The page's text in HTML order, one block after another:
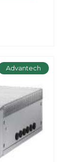
Advantech